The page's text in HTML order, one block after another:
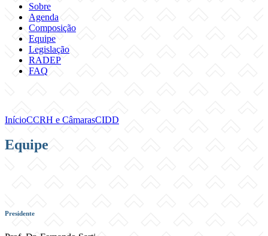
Sobre
Agenda
Composição
Equipe
Legislação
RADEP
FAQ
InícioCCRH e CâmarasCIDD
Equipe
Presidente